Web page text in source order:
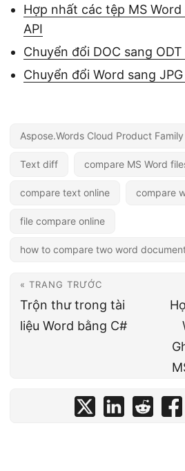
Hợp nhất các tệp MS Word
API
Chuyển đổi DOC sang
Chuyển đổi Word sang
Aspose.Words Cloud Product Family
Text diff compare MS Word
compare text online compare
file compare online
how to compare two word
« TRANG TRƯỚC
Trộn thư trong tài
liệu Word bằng C#